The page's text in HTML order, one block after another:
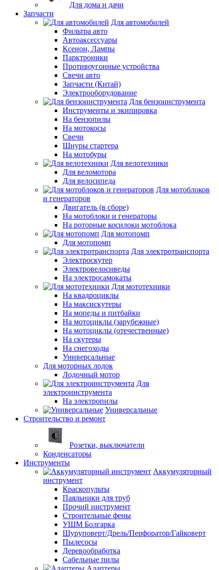
Для дома и дачи
Запчасти
Для автомобилей
Фильтра авто
Автоаксессуары
Ксенон, Лампы
Парктроники
Противоугонные устройства
Свечи авто
Запчасти (Китай)
Электрооборудование
Для бензоинструмента
Инструменты и экипировка
На бензопилы
На мотокосы
Свечи
Шнуры стартера
На мотобуры
Для велотехники
Для веломотора
Для велосипеда
Для мотоблоков
и генераторов
Двигатель (в сборе)
На мотоблоки и генераторы
На роторные косилоки мотоблока
Для мотопомп
Для мотопомп
Для электротранспорта
Электроскутер
Электровелосиведы
На электросамокаты
Для мототехники
На квадроциклы
На максискутеры
На мопеды и питбайки
На мотоциклы (зарубежные)
На мотоциклы (отечественные)
На скутеры
На снегоходы
Универсальные
Для моторных лодок
Лодочный мотор
Для
электроинструмента
На электропилы
Универсальные
Строительство и ремонт
Розетки, выключатели
Конденсаторы
Инструменты
Аккумуляторный
инструмент
Краскопульты
Паяльники для труб
Прочий инструмент
Строительные фены
УШМ Болгарка
Шуруповерт/Дрель/Перфоратор/Гайковерт
Пылесосы
Деревообработка
Сабельные пилы
Адаптеры